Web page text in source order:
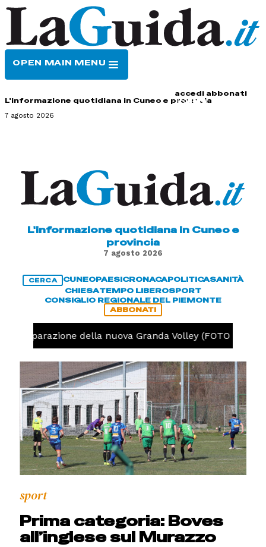
OPEN MAIN MENU
accedi abbonati
L'informazione quotidiana in Cuneo e provincia
7 agosto 2026
L'informazione quotidiana in Cuneo e
provincia
7 agosto 2026
CERCA CUNEOPAESICRONACAPOLITICASANITÀ
CHIESATEMPO LIBEROSPORT
CONSIGLIO REGIONALE DEL PIEMONTE
ABBONATI
preparazione della nuova Granda Volley (FOTO e
sport
Prima categoria: Boves
all’inglese sul Murazzo